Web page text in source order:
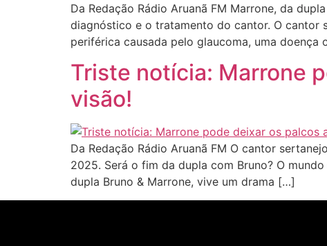
Da Redação Rádio Aruanã FM Marrone, da
diagnóstico e o tratamento do cantor. O cantor
periférica causada pelo glaucoma, uma doença
Triste notícia: Marrone
visão!
Da Redação Rádio Aruanã FM O cantor
2025. Será o fim da dupla com Bruno? O
dupla Bruno & Marrone, vive um drama […]